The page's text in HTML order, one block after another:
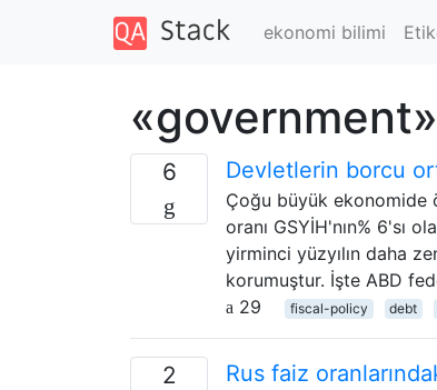
ekonomi bilimi
6 Devletlerin borcu
Çoğu büyük ekonomide
oranı GSYİH'nın% 6'sı
yirminci yüzyılın daha
korumuştur. İşte ABD
29
fiscal-policy debt
2 Rus faiz